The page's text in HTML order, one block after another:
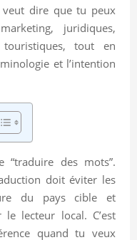
veut dire que tu peux
juridiques,
tout en
et l’intention
“traduire des mots”.
doit éviter les
du pays cible et
lecteur local. C’est
quand tu veux